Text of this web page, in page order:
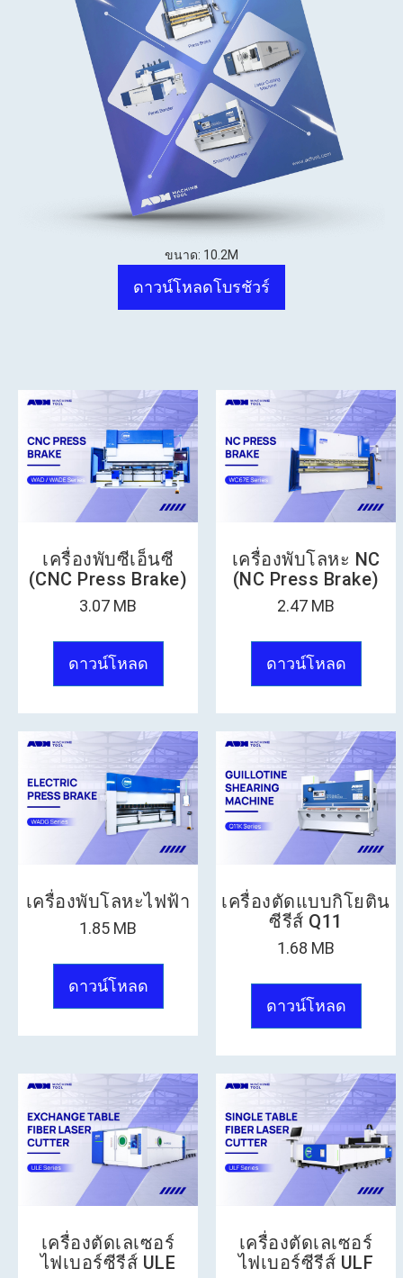
ขนาด: 10.2M
ดาวน์โหลดโบรชัวร์
เครื่องพับซีเอ็นซี
(CNC Press Brake)
3.07 MB
ดาวน์โหลด
เครื่องพับโลหะ NC
(NC Press Brake)
2.47 MB
ดาวน์โหลด
เครื่องพับโลหะไฟฟ้า
1.85 MB
ดาวน์โหลด
เครื่องตัดแบบกิโยติน
ซีรีส์ Q11
1.68 MB
ดาวน์โหลด
เครื่องตัดเลเซอร์
ไฟเบอร์ซีรีส์ ULE
เครื่องตัดเลเซอร์
ไฟเบอร์ซีรีส์ ULF